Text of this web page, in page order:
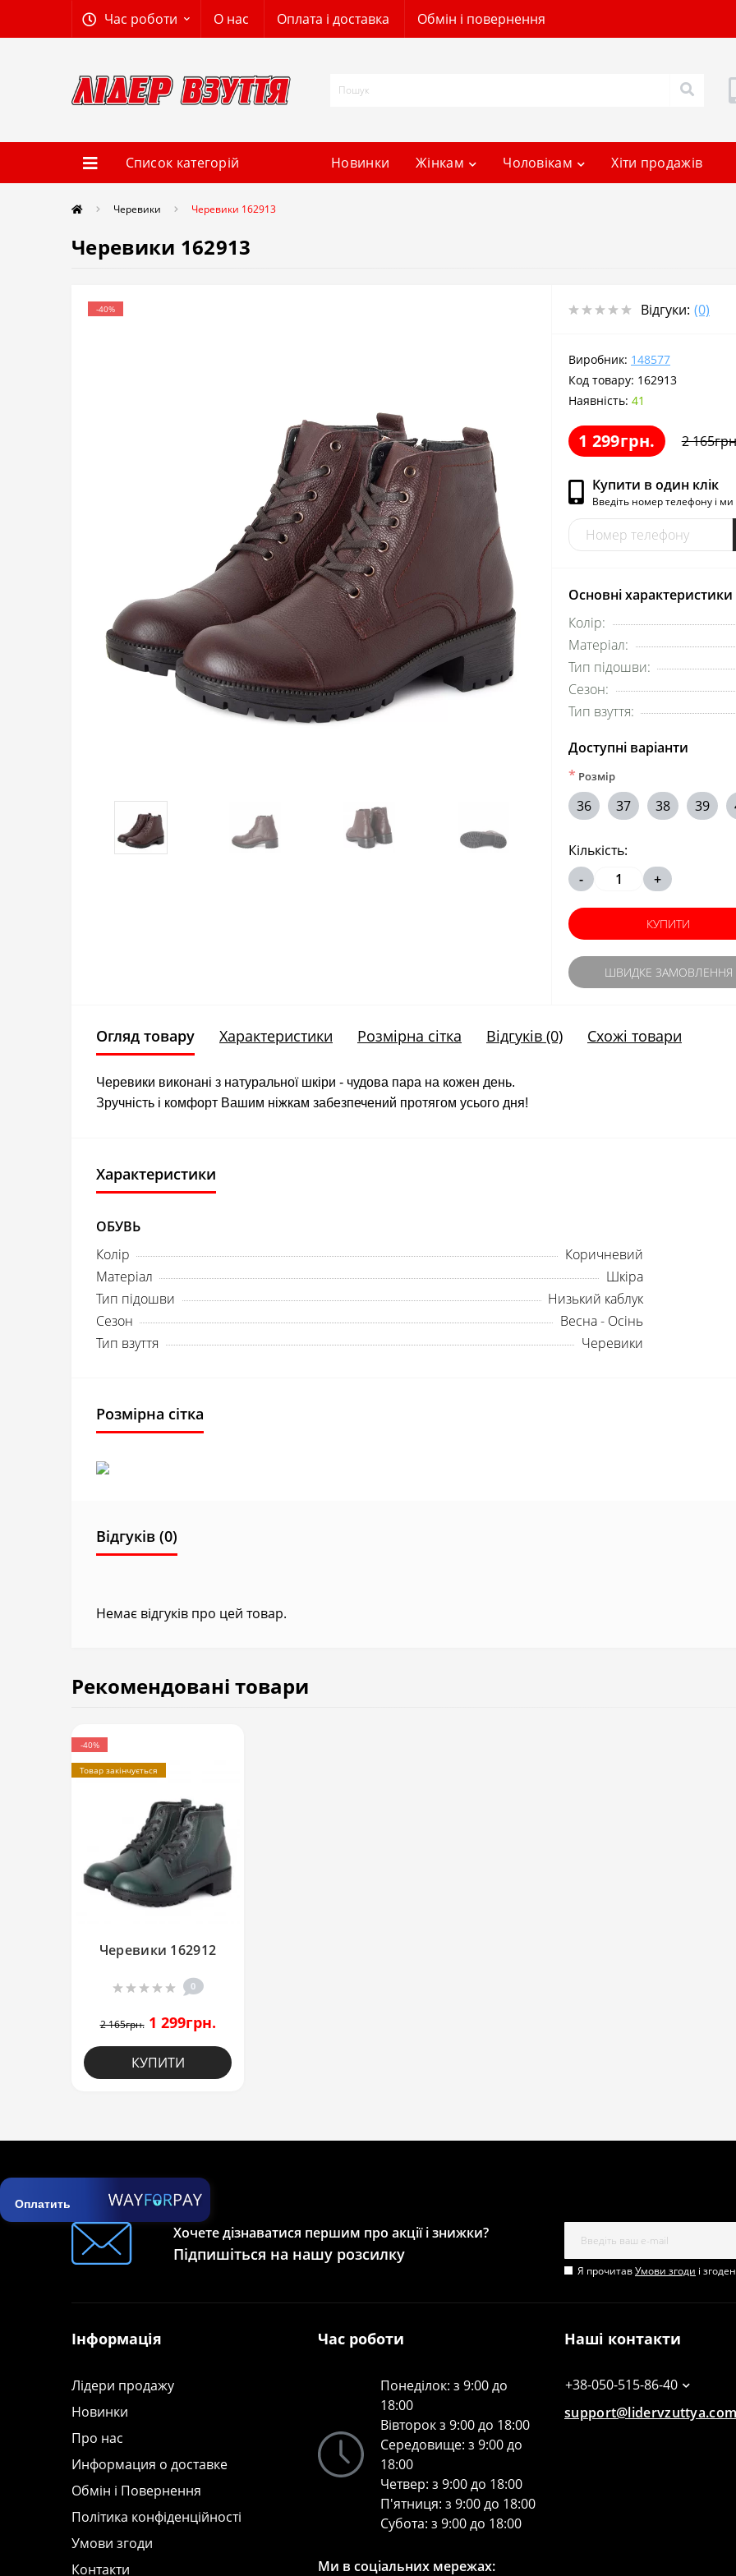
Час роботи О нас Оплата і доставка Обмін і повернення
Список категорій Новинки Жінкам Чоловікам Хіти продажів
Черевики Черевики 162913
Черевики 162913
-40% Відгуки: (0)
Виробник: 148577
Код товару: 162913
Наявність: 41
1 299грн. 2
Купити в один клік
Введіть номер телефону і
Основні характеристики
Колір:
Матеріал:
Тип підошви:
Сезон:
Тип взуття:
Доступні варіанти
* Розмір
36 37 38 39
Кількість:
-
+
КУПИТИ
ШВИДКЕ ЗАМОВЛЕННЯ
Огляд товару Характеристики Розмірна сітка Відгуків (0) Схожі товари
Черевики виконані з натуральної шкіри - чудова пара на кожен день.
Зручність і комфорт Вашим ніжкам забезпечений протягом усього дня!
Характеристики
ОБУВЬ
Колір
Коричневий
Матеріал
Шкіра
Тип підошви
Низький каблук
Сезон
Весна - Осінь
Тип взуття
Черевики
Розмірна сітка
Відгуків (0)
Немає відгуків про цей товар.
Рекомендовані товари
-40%
Товар закінчується
Черевики 162912
0
2 165грн. 1 299грн.
КУПИТИ
Оплатить
Хочете дізнаватися першим про акції і знижки?
Підпишіться на нашу розсилку
Я прочитавУмови згоди і
Інформація
Лідери продажу
Новинки
Про нас
Информация о доставке
Обмін і Повернення
Політика конфіденційності
Умови згоди
Контакти
Час роботи
Понеділок: з 9:00 до
18:00
Вівторок з 9:00 до 18:00
Середовище: з 9:00 до
18:00
Четвер: з 9:00 до 18:00
П'ятниця: з 9:00 до 18:00
Субота: з 9:00 до 18:00
Ми в соціальних мережах:
Наші контакти
+38-050-515-86-40